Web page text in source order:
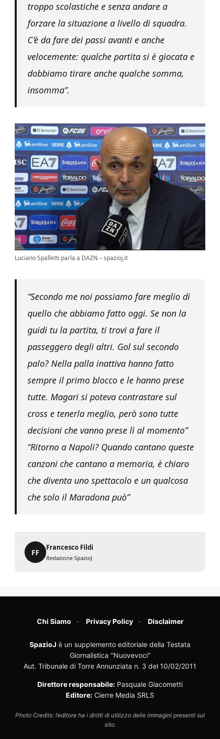
troppo scolastiche e senza andare a
forzare la situazione a livello di squadra.
C’è da fare dei passi avanti e anche
velocemente: qualche partita si è giocata e
dobbiamo tirare anche qualche somma,
insomma”.
Luciano Spalletti parla a DAZN – spazioj.it
“Secondo me noi possiamo fare meglio di
quello che abbiamo fatto oggi. Se non la
guidi tu la partita, ti trovi a fare il
passeggero degli altri. Gol sul secondo
palo? Nella palla inattiva hanno fatto
sempre il primo blocco e le hanno prese
tutte. Magari si poteva contrastare sul
cross e tenerla meglio, però sono tutte
decisioni che vanno prese lì al momento”
“Ritorno a Napoli? Quando cantano queste
canzoni che cantano a memoria, è chiaro
che diventa uno spettacolo e un qualcosa
che solo il Maradona può”
FF
Francesco Fildi
Redazione SpazioJ
Chi Siamo Privacy Policy Disclaimer
SpazioJ è un supplemento editoriale della Testata
Giornalistica "Nuovevoci"
Aut. Tribunale di Torre Annunziata n. 3 del 10/02/2011
Direttore responsabile: Pasquale Giacometti
Editore: Cierre Media SRLS
Photo Credits: l’editore ha i diritti di utilizzo delle immagini presenti sul
sito.